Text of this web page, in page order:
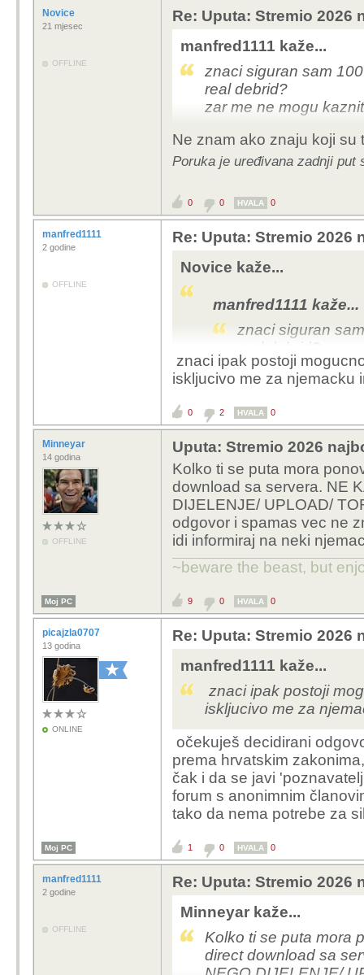
Novice
21 mjesec
OFFLINE
Re: Uputa: Stremio 2026
manfred1111 kaže...
znaci siguran sam
real debrid?
zar me ne mogu
Ne znam ako znaju koji su
Poruka je uređivana zadnji put
0 0 HVALA 0
manfred1111
2 godine
OFFLINE
Re: Uputa: Stremio 2026
Novice kaže...
manfred1111 kaže...
znaci siguran
real debrid?
zar me ne mogu
download
znaci ipak postoji
iskljucivo me za njemacku
0 2 HVALA 0
Minneyar
14 godina
OFFLINE
Uputa: Stremio 2026
Kolko ti se puta mora
download sa servera. NE
DIJELENJE/ UPLOAD/
odgovor i spamas vec ne
idi informiraj na neki
~beware the beast, but
Moj PC 9 0 HVALA 0
picajzla0707
13 godina
ONLINE
Re: Uputa: Stremio 2026
manfred1111 kaže...
znaci ipak postoji
iskljucivo me za
očekuješ decidirani
prema hrvatskim
čak i da se javi
forum s anonimnim
tako da nema potrebe za
Moj PC 1 0 HVALA 0
manfred1111
2 godine
OFFLINE
Re: Uputa: Stremio 2026
Minneyar kaže...
Kolko ti se puta mora
direct download sa